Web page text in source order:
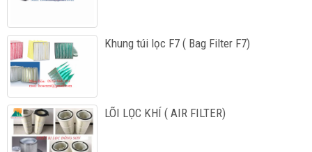
Khung túi lọc F7 ( Bag Filter F7)
LÕI LỌC KHÍ ( AIR FILTER)